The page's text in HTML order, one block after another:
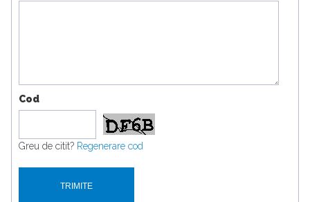
Cod
Greu de citit? Regenerare cod